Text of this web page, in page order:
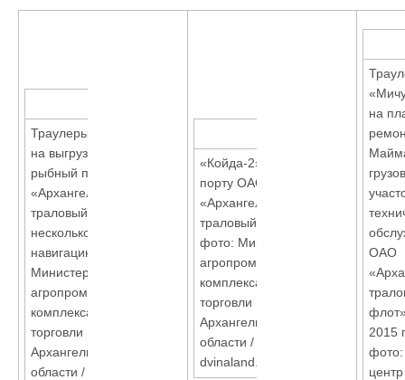
Траулеры приходят
на выгрузку в
рыбный порт ОАО
«Архангельский
траловый флот»
несколько раз за
навигацию фото:
Министерство
агропромышленного
комплекса и
торговли
Архангельской
области /
«Койда-2» в рыбном
порту ОАО
«Архангельский
траловый флот»
фото: Министерство
агропромышленного
комплекса и
торговли
Архангельской
области /
dvinaland.ru
на
ОАО
2015
фото:
центр